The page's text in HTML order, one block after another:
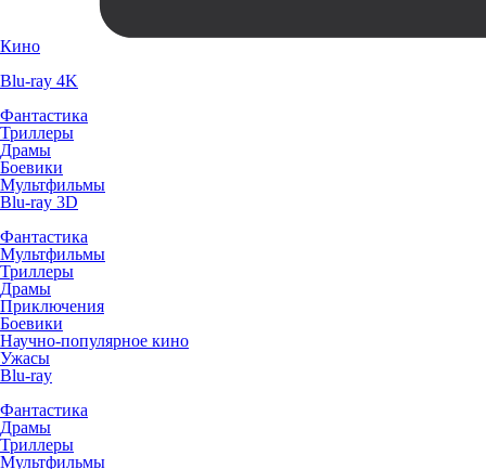
Кино
Blu-ray 4K
Фантастика
Триллеры
Драмы
Боевики
Мультфильмы
Blu-ray 3D
Фантастика
Мультфильмы
Триллеры
Драмы
Приключения
Боевики
Научно-популярное кино
Ужасы
Blu-ray
Фантастика
Драмы
Триллеры
Мультфильмы